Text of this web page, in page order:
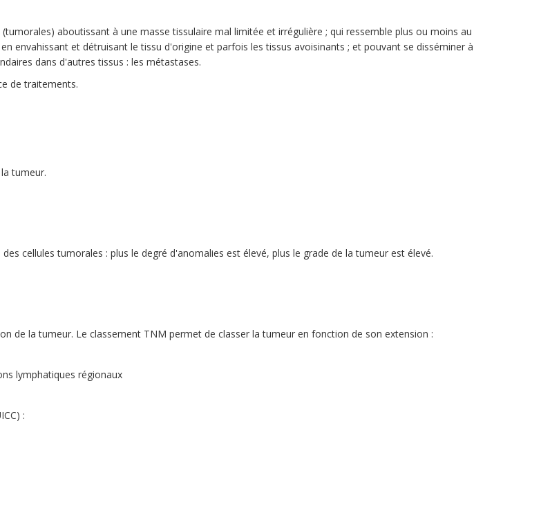
aboutissant à une masse tissulaire mal limitée et irrégulière ; qui ressemble plus ou moins au
envahissant et détruisant le tissu d'origine et parfois les tissus avoisinants ; et pouvant se disséminer à
dans d'autres tissus : les métastases.
de traitements.
tumeur.
cellules tumorales : plus le degré d'anomalies est élevé, plus le grade de la tumeur est élevé.
de la tumeur. Le classement TNM permet de classer la tumeur en fonction de son extension :
lymphatiques régionaux
: